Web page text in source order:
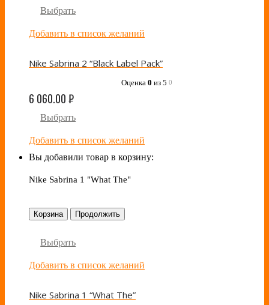
Выбрать
Добавить в список желаний
Nike Sabrina 2 “Black Label Pack”
Оценка 0 из 5 0
6 060.00₽
Выбрать
Добавить в список желаний
Вы добавили товар в корзину:
Nike Sabrina 1 "What The"
Корзина Продолжить
Выбрать
Добавить в список желаний
Nike Sabrina 1 “What The”